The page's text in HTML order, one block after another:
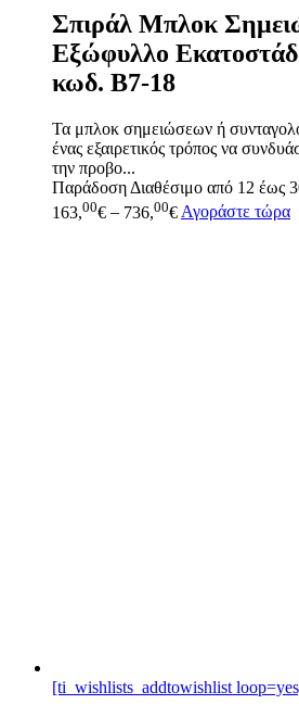
Σπιράλ Μπλοκ
Εξώφυλλο
κωδ. B7-18
Τα μπλοκ σημειώσεων ή
ένας εξαιρετικός τρόπος να
την προβο...
Παράδοση Διαθέσιμο από 12 έως
163,00€ – 736,00€Αγοράστε τώρα
[ti_wishlists_addtowishlist